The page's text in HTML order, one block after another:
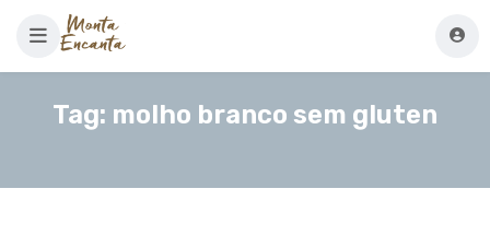
Tag: molho branco sem gluten